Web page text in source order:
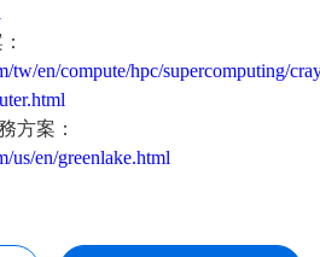
tw/en/compute/hpc/supercomputing/
方案：
us/en/greenlake.html